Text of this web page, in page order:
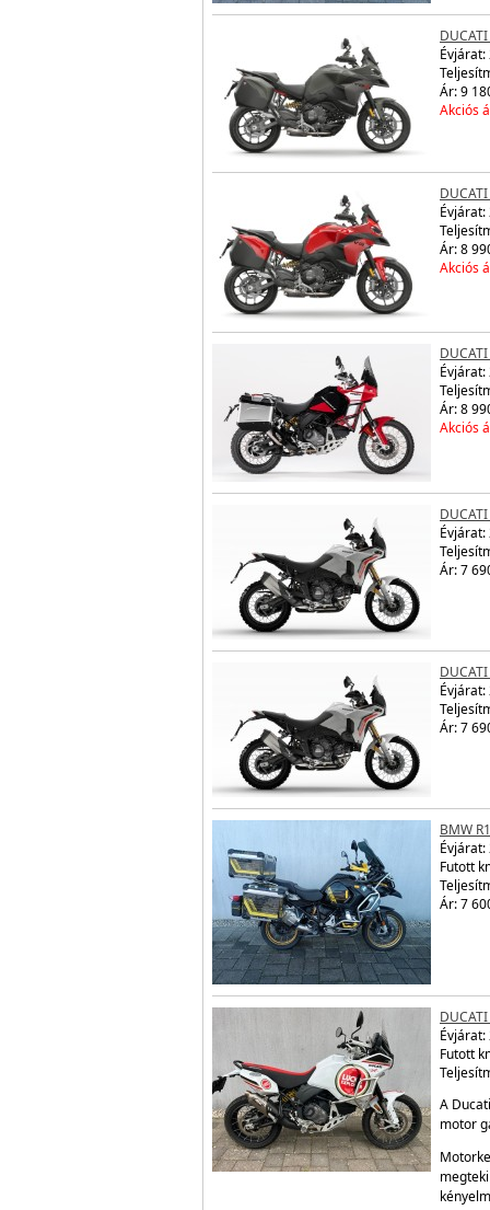
Évjárat:
Ár: 9
Akciós
Évjárat:
Ár: 8
Akciós
DUCATI
Évjárat:
Ár: 8
Akciós
DUCATI
Évjárat:
Ár: 7
DUCATI
Évjárat:
Ár: 7
BMW
Évjárat:
Futott
Ár: 7
DUCATI
Évjárat:
Futott
A
motor